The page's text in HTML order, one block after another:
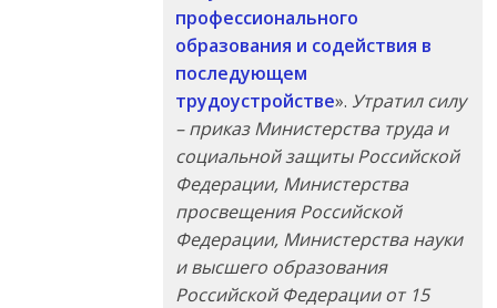
профессионального
образования и содействия в
последующем
трудоустройстве».Утратил силу
– приказ Министерства труда и
социальной защиты Российской
Федерации, Министерства
просвещения Российской
Федерации, Министерства науки
и высшего образования
Российской Федерации от 15